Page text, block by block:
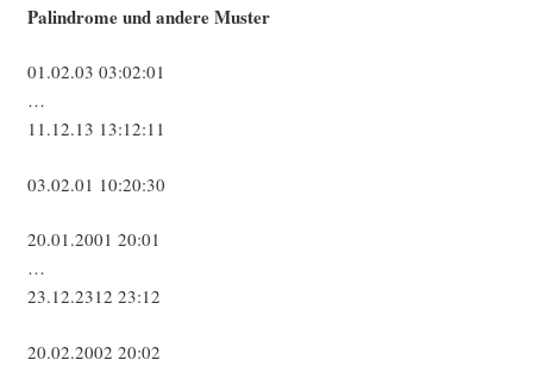
Palin­dro­me und ande­re Muster
01.02.03 03:02:01
…
11.12.13 13:12:11
03.02.01 10:20:30
20.01.2001 20:01
…
23.12.2312 23:12
20.02.2002 20:02